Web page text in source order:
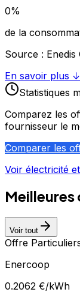
0%
de la
Source : Enedis
En savoir plus ↓
Statistiques
Comparez les
fournisseur le
Comparer les
Voir électricité
Voir tout
Offre
Enercoop
0.2062 €/kWh